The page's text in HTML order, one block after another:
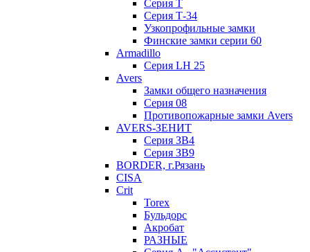
Серия Т
Серия Т-34
Узкопрофильные замки
Финские замки серии 60
Armadillo
Серия LH 25
Avers
Замки общего назначения
Серия 08
Противопожарные замки Avers
AVERS-ЗЕНИТ
Серия ЗВ4
Серия ЗВ9
BORDER, г.Рязань
CISA
Crit
Torex
Бульдорс
Акробат
РАЗНЫЕ